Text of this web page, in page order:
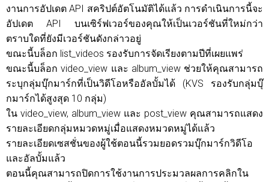
งานการอัปเดต API สคริปต์อัตโนมัติได้แล้ว การดำเนินการนี้จะ
อัปเดต API บนเซิร์ฟเวอร์ของคุณให้เป็นเวอร์ชันที่ใหม่กว่า
ตราบใดที่ยังมีเวอร์ชันดังกล่าวอยู่
ขณะนี้บล็อก list_videos รองรับการจัดเรียงตามปีที่เผยแพร่
ขณะนี้บล็อก video_view และ album_view ช่วยให้คุณสามารถ
ระบุกลุ่มบุ๊กมาร์กที่เป็นวิดีโอหรืออัลบั้มได้ (KVS รองรับกลุ่มบุ๊
กมาร์กได้สูงสุด 10 กลุ่ม)
ใน video_view, album_view และ post_view คุณสามารถแสดง
รายละเอียดกลุ่มหมวดหมู่เมื่อแสดงหมวดหมู่ได้แล้ว
รายละเอียดเซสชั่นของผู้ใช้ตอนนี้รวมยอดรวมบุ๊กมาร์กวิดีโอ
และอัลบั้มแล้ว
ตอนนี้คุณสามารถปิดการใช้งานการประมวลผลการคลิกใน